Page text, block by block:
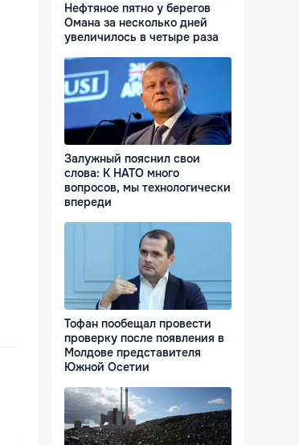
Нефтяное пятно у берегов
Омана за несколько дней
увеличилось в четыре раза
Залужный пояснил свои
слова: К НАТО много
вопросов, мы технологически
впереди
Тофан пообещал провести
проверку после появления в
Молдове представителя
Южной Осетии